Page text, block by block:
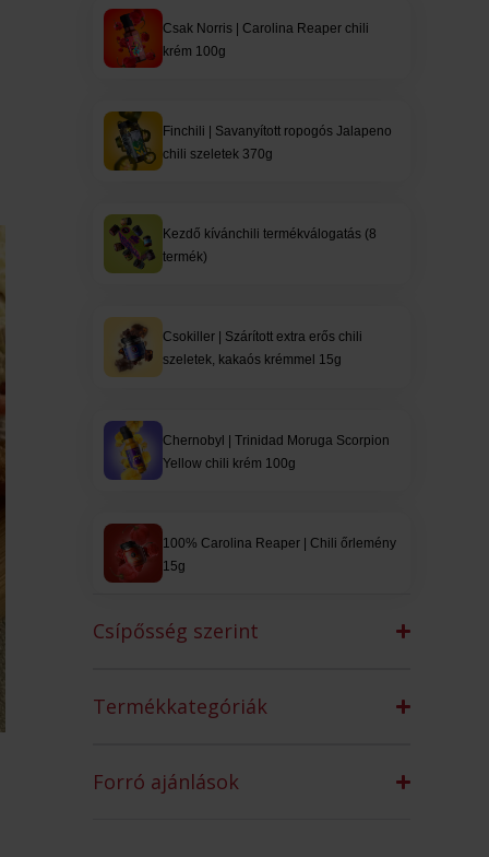
Csak Norris | Carolina Reaper chili
krém 100g
Finchili | Savanyított ropogós Jalapeno
chili szeletek 370g
Kezdő kívánchili termékválogatás (8
termék)
Csokiller | Szárított extra erős chili
szeletek, kakaós krémmel 15g
Chernobyl | Trinidad Moruga Scorpion
Yellow chili krém 100g
100% Carolina Reaper | Chili őrlemény
15g
Csípősség szerint
Termékkategóriák
Forró ajánlások